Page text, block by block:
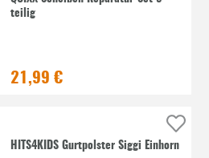
teilig
21,99 €
HITS4KIDS Gurtpolster Siggi Einhorn